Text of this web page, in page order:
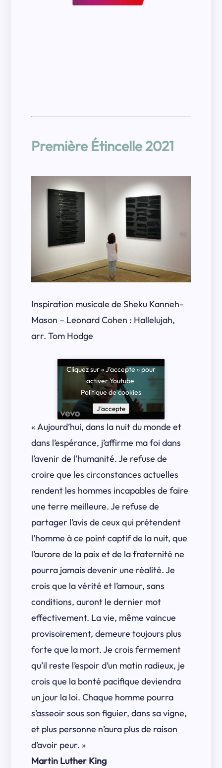
Première Étincelle 2021
Inspiration musicale de Sheku Kanneh-
Mason – Leonard Cohen : Hallelujah,
arr. Tom Hodge
Cliquez sur « J’accepte » pour
activer Youtube
Politique de cookies
J’accepte
« Aujourd’hui, dans la nuit du monde et
dans l’espérance, j’affirme ma foi dans
l’avenir de l’humanité. Je refuse de
croire que les circonstances actuelles
rendent les hommes incapables de faire
une terre meilleure. Je refuse de
partager l’avis de ceux qui prétendent
l’homme à ce point captif de la nuit, que
l’aurore de la paix et de la fraternité ne
pourra jamais devenir une réalité. Je
crois que la vérité et l’amour, sans
conditions, auront le dernier mot
effectivement. La vie, même vaincue
provisoirement, demeure toujours plus
forte que la mort. Je crois fermement
qu’il reste l’espoir d’un matin radieux, je
crois que la bonté pacifique deviendra
un jour la loi. Chaque homme pourra
s’asseoir sous son figuier, dans sa vigne,
et plus personne n’aura plus de raison
d’avoir peur. »
Martin Luther King